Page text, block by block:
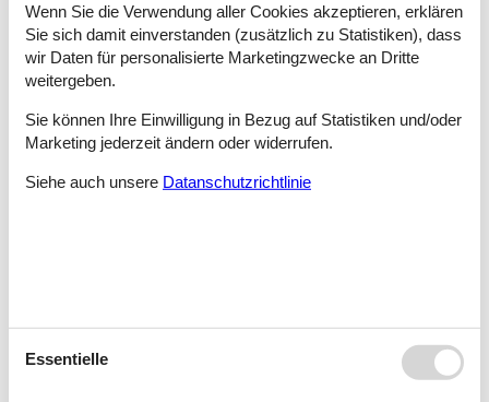
Ungarns Naturlandschaften sind zauberhaft und so finden sich
zahlreiche Nationalpark- und Naturschutzgebiete, die es zu
erkunden gilt.
Bann und so lohnt es sich, auf eine traditionelle Finca in Ungarn
als Feriendomizil zu setzen. Eine in reizvoller Umgebung
den Familienurlaub vielfältig zu gestalten und einen aktiven und
Nicht weniger reizvoll sind auch die anderen Naturgebiete
Wenn Sie die Verwendung aller Cookies akzeptieren, erklären
Sie sich damit einverstanden (zusätzlich zu Statistiken), dass
wir Daten für personalisierte Marketingzwecke an Dritte
weitergeben.
Sie können Ihre Einwilligung in Bezug auf Statistiken und/oder
Marketing jederzeit ändern oder widerrufen.
Siehe auch unsere Datanschutzrichtlinie
Essentielle